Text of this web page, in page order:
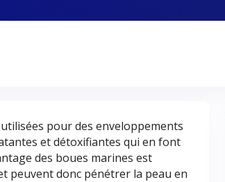
pour des enveloppements
et détoxifiantes qui en font
des boues marines est
peuvent donc pénétrer la peau en